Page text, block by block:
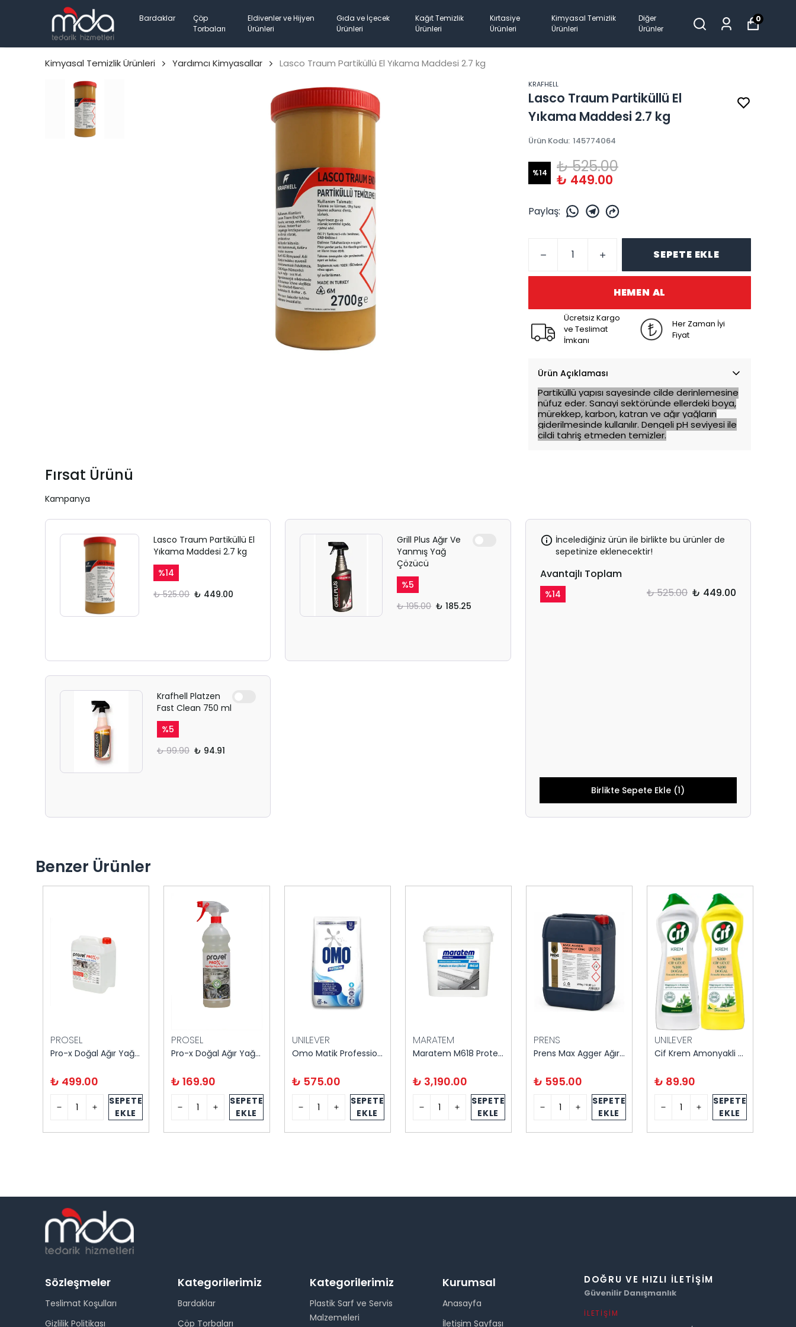
Bardaklar
Çöp
Torbaları
Eldivenler ve Hijyen
Ürünleri
Gıda ve İçecek
Ürünleri
Kağıt Temizlik
Ürünleri
Kırtasiye
Ürünleri
Kimyasal Temizlik
Ürünleri
Diğer
Ürünler
0
Kimyasal Temizlik Ürünleri Yardımcı Kimyasallar Lasco Traum Partiküllü El Yıkama Maddesi 2.7 kg
KRAFHELL
Lasco Traum Partiküllü El
Yıkama Maddesi 2.7 kg
Ürün Kodu: 145774064
%14 ₺ 525.00
₺ 449.00
Paylaş:
SEPETE EKLE
HEMEN AL
Ücretsiz Kargo
ve Teslimat
İmkanı
Her Zaman İyi
Fiyat
Ürün Açıklaması
Partiküllü yapısı sayesinde cilde derinlemesine
nüfuz eder. Sanayi sektöründe ellerdeki boya,
mürekkep, karbon, katran ve ağır yağların
giderilmesinde kullanılır. Dengeli pH seviyesi ile
cildi tahriş etmeden temizler.
Fırsat Ürünü
Kampanya
Lasco Traum Partiküllü El
Yıkama Maddesi 2.7 kg
%14
₺ 525.00 ₺ 449.00
Grill Plus Ağır Ve
Yanmış Yağ
Çözücü
%5
₺ 195.00 ₺ 185.25
Krafhell Platzen
Fast Clean 750 ml
%5
₺ 99.90 ₺ 94.91
İncelediğiniz ürün ile birlikte bu ürünler de
sepetinize eklenecektir!
Avantajlı Toplam
%14 ₺ 525.00 ₺ 449.00
Birlikte Sepete Ekle (1)
Benzer Ürünler
PROSEL
Pro-x Doğal Ağır Yağ ve Kir Sökücü 5 kg
₺ 499.00
SEPETE
EKLE
PROSEL
Pro-x Doğal Ağır Yağ ve Kir Sökücü 1 kg
₺ 169.90
SEPETE
EKLE
UNILEVER
Omo Matik Professional Çamaşır Tozu 9 kg
₺ 575.00
SEPETE
EKLE
MARATEM
Maratem M618 Protein ve Kan Çözücü Toz 5 kg
₺ 3,190.00
SEPETE
EKLE
PRENS
Prens Max Agger Ağır Pas Ve Kireç Sökücü 20 kg
₺ 595.00
SEPETE
EKLE
UNILEVER
Cif Krem Amonyakli Ultra Hijyen 750 ml
₺ 89.90
SEPETE
EKLE
Sözleşmeler
Teslimat Koşulları
Gizlilik Politikası
Kategorilerimiz
Bardaklar
Çöp Torbaları
Kategorilerimiz
Plastik Sarf ve Servis
Malzemeleri
Kurumsal
Anasayfa
İletişim Sayfası
DOĞRU VE HIZLI İLETIŞIM
Güvenilir Danışmanlık
İLETIŞIM